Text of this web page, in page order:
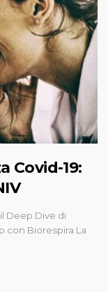
Covid-19:
Deep Dive di
con Biorespira La